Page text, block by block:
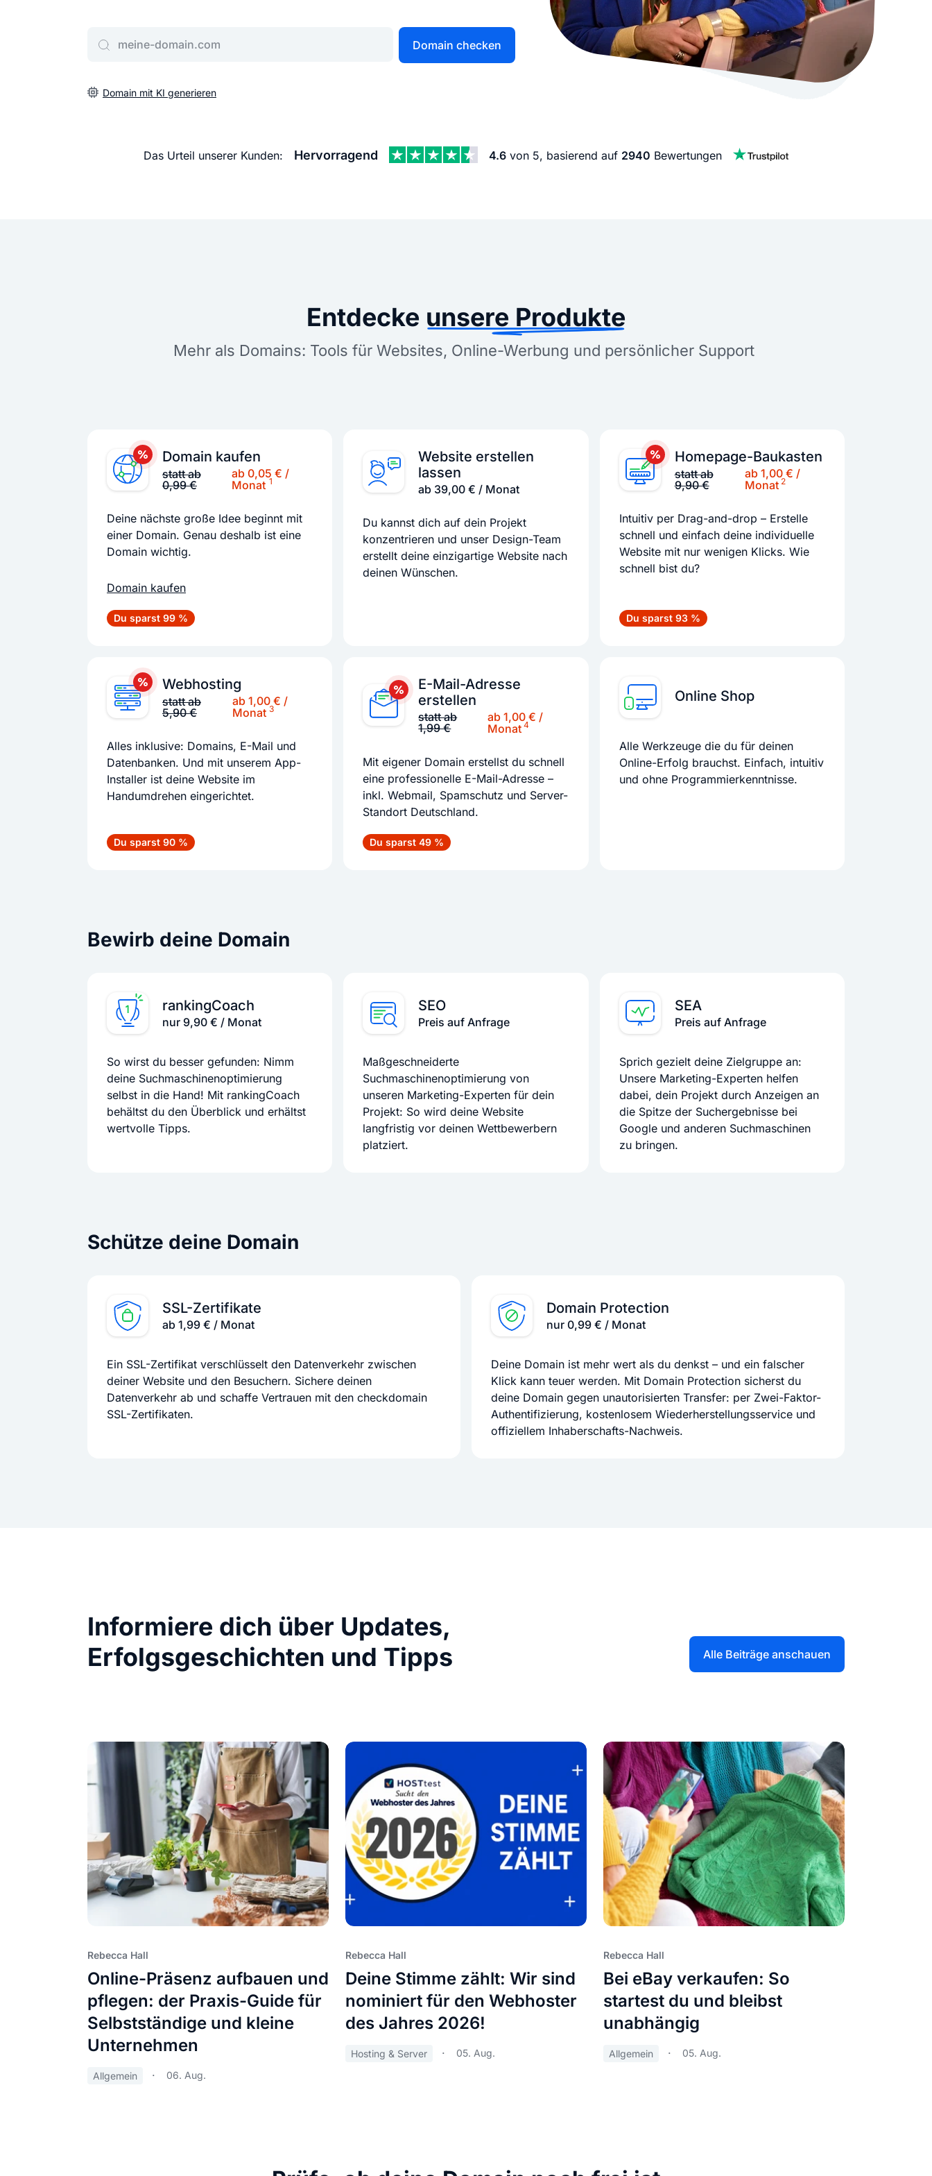
Erstelle schnell gute Domains
Website erstellen lassen Sehr beliebt
Unser Website-Service erstellt Ihre Website
Social Media Marketing
Mehr Kunden über Instagram &
Online Complete
Domain checken
Domain mit KI generieren
Das Urteil unserer Kunden: Hervorragend 4.6 von 5, basierend auf 2940 Bewertungen
Entdecke unsere Produkte
Mehr als Domains: Tools für Websites, Online-Werbung und persönlicher Support
Domain kaufen
statt ab
0,99 €
ab 0,05 € /
Monat 1
Deine nächste große Idee beginnt mit
einer Domain. Genau deshalb ist eine
Domain wichtig.
Domain kaufen
Du sparst 99 %
Website erstellen
lassen
ab 39,00 € / Monat
Du kannst dich auf dein Projekt
konzentrieren und unser Design-Team
erstellt deine einzigartige Website nach
deinen Wünschen.
Homepage-Baukasten
statt ab
9,90 €
ab 1,00 € /
Monat 2
Intuitiv per Drag-and-drop – Erstelle
schnell und einfach deine individuelle
Website mit nur wenigen Klicks. Wie
schnell bist du?
Du sparst 93 %
Webhosting
statt ab
5,90 €
ab 1,00 € /
Monat3
Alles inklusive: Domains, E-Mail und
Datenbanken. Und mit unserem App-
Installer ist deine Website im
Handumdrehen eingerichtet.
Du sparst 90 %
E-Mail-Adresse
erstellen
statt ab
1,99 €
ab 1,00 € /
Monat4
Mit eigener Domain erstellst du schnell
eine professionelle E-Mail-Adresse –
inkl. Webmail, Spamschutz und Server-
Standort Deutschland.
Du sparst 49 %
Online Shop
Alle Werkzeuge die du für deinen
Online-Erfolg brauchst. Einfach, intuitiv
und ohne Programmierkenntnisse.
Bewirb deine Domain
rankingCoach
nur 9,90 € / Monat
So wirst du besser gefunden: Nimm
deine Suchmaschinenoptimierung
selbst in die Hand! Mit rankingCoach
behältst du den Überblick und erhältst
wertvolle Tipps.
SEO
Preis auf Anfrage
Maßgeschneiderte
Suchmaschinenoptimierung von
unseren Marketing-Experten für dein
Projekt: So wird deine Website
langfristig vor deinen Wettbewerbern
platziert.
SEA
Preis auf Anfrage
Sprich gezielt deine Zielgruppe an:
Unsere Marketing-Experten helfen
dabei, dein Projekt durch Anzeigen an
die Spitze der Suchergebnisse bei
Google und anderen Suchmaschinen
zu bringen.
Schütze deine Domain
SSL-Zertifikate
ab 1,99 € / Monat
Ein SSL-Zertifikat verschlüsselt den Datenverkehr zwischen
deiner Website und den Besuchern. Sichere deinen
Datenverkehr ab und schaffe Vertrauen mit den checkdomain
SSL-Zertifikaten.
Domain Protection
nur 0,99 € / Monat
Deine Domain ist mehr wert als du denkst – und ein falscher
Klick kann teuer werden. Mit Domain Protection sicherst du
deine Domain gegen unautorisierten Transfer: per Zwei-Faktor-
Authentifizierung, kostenlosem Wiederherstellungsservice und
offiziellem Inhaberschafts-Nachweis.
Informiere dich über Updates,
Erfolgsgeschichten und Tipps
Alle Beiträge anschauen
Rebecca Hall
Online-Präsenz aufbauen und
pflegen: der Praxis-Guide für
Selbstständige und kleine
Unternehmen
Allgemein 06. Aug.
Rebecca Hall
Deine Stimme zählt: Wir sind
nominiert für den Webhoster
des Jahres 2026!
Hosting & Server 05. Aug.
Rebecca Hall
Bei eBay verkaufen: So
startest du und bleibst
unabhängig
Allgemein 05. Aug.